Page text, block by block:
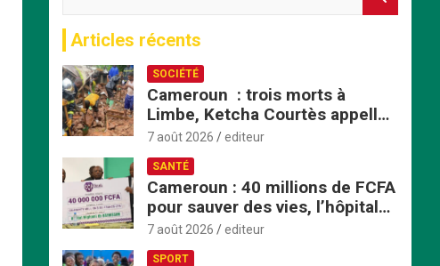
r
c
h
e
Articles récents
SOCIÉTÉ
Cameroun : trois morts à
Limbe, Ketcha Courtès appelle
à un sursaut face aux
inondations
7 août 2026 editeur
SANTÉ
Cameroun : 40 millions de FCFA
pour sauver des vies, l’hôpital
de Bafoussam renforce son
centre d’hémodialyse
7 août 2026 editeur
SPORT